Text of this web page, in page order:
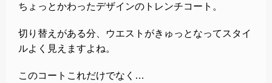
ちょっとかわったデザインのトレンチコート。
切り替えがある分、ウエストがきゅっとなってスタイ
ルよく見えますよね。
このコートこれだけでなく…